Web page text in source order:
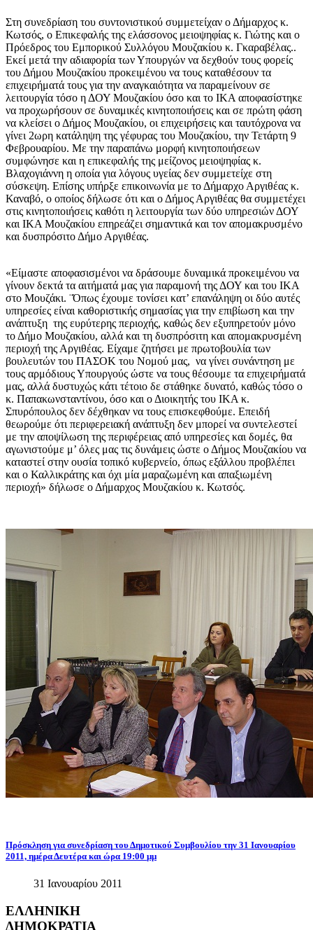
Στη συνεδρίαση του συντονιστικού συμμετείχαν ο Δήμαρχος κ.
Κωτσός, ο Επικεφαλής της ελάσσονος μειοψηφίας κ. Γιώτης και ο
Πρόεδρος του Εμπορικού Συλλόγου Μουζακίου κ. Γκαραβέλας..
Εκεί μετά την αδιαφορία των Υπουργών να δεχθούν τους φορείς
του Δήμου Μουζακίου προκειμένου να τους καταθέσουν τα
επιχειρήματά τους για την αναγκαιότητα να παραμείνουν σε
λειτουργία τόσο η ΔΟΥ Μουζακίου όσο και το ΙΚΑ αποφασίστηκε
να προχωρήσουν σε δυναμικές κινητοποιήσεις και σε πρώτη φάση
να κλείσει ο Δήμος Μουζακίου, οι επιχειρήσεις και ταυτόχρονα να
γίνει 2ωρη κατάληψη της γέφυρας του Μουζακίου, την Τετάρτη 9
Φεβρουαρίου. Με την παραπάνω μορφή κινητοποιήσεων
συμφώνησε και η επικεφαλής της μείζονος μειοψηφίας κ.
Βλαχογιάννη η οποία για λόγους υγείας δεν συμμετείχε στη
σύσκεψη. Επίσης υπήρξε επικοινωνία με το Δήμαρχο Αργιθέας κ.
Καναβό, ο οποίος δήλωσε ότι και ο Δήμος Αργιθέας θα συμμετέχει
στις κινητοποιήσεις καθότι η λειτουργία των δύο υπηρεσιών ΔΟΥ
και ΙΚΑ Μουζακίου επηρεάζει σημαντικά και τον απομακρυσμένο
και δυσπρόσιτο Δήμο Αργιθέας.
«Είμαστε αποφασισμένοι να δράσουμε δυναμικά προκειμένου να
γίνουν δεκτά τα αιτήματά μας για παραμονή της ΔΟΥ και του ΙΚΑ
στο Μουζάκι. ¨Όπως έχουμε τονίσει κατ’ επανάληψη οι δύο αυτές
υπηρεσίες είναι καθοριστικής σημασίας για την επιβίωση και την
ανάπτυξη της ευρύτερης περιοχής, καθώς δεν εξυπηρετούν μόνο
το Δήμο Μουζακίου, αλλά και τη δυσπρόσιτη και απομακρυσμένη
περιοχή της Αργιθέας. Είχαμε ζητήσει με πρωτοβουλία των
βουλευτών του ΠΑΣΟΚ του Νομού μας, να γίνει συνάντηση με
τους αρμόδιους Υπουργούς ώστε να τους θέσουμε τα επιχειρήματά
μας, αλλά δυστυχώς κάτι τέτοιο δε στάθηκε δυνατό, καθώς τόσο ο
κ. Παπακωνσταντίνου, όσο και ο Διοικητής του ΙΚΑ κ.
Σπυρόπουλος δεν δέχθηκαν να τους επισκεφθούμε. Επειδή
θεωρούμε ότι περιφερειακή ανάπτυξη δεν μπορεί να συντελεστεί
με την αποψίλωση της περιφέρειας από υπηρεσίες και δομές, θα
αγωνιστούμε μ’ όλες μας τις δυνάμεις ώστε ο Δήμος Μουζακίου να
καταστεί στην ουσία τοπικό κυβερνείο, όπως εξάλλου προβλέπει
και ο Καλλικράτης και όχι μία μαραζωμένη και απαξιωμένη
περιοχή» δήλωσε ο Δήμαρχος Μουζακίου κ. Κωτσός.
Πρόσκληση για συνεδρίαση τουΔημοτικού Συμβουλίου την 31 Ιανουαρίου
2011, ημέραΔευτέρα και ώρα 19:00 μμ
31 Ιανουαρίου 2011
ΕΛΛΗΝΙΚΗ
ΔΗΜΟΚΡΑΤΙΑ